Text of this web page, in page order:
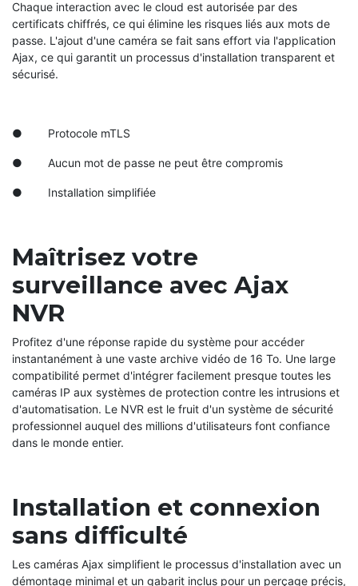
Chaque interaction avec le cloud est autorisée par des
certificats chiffrés, ce qui élimine les risques liés aux mots de
passe. L'ajout d'une caméra se fait sans effort via l'application
Ajax, ce qui garantit un processus d'installation transparent et
sécurisé.
● Protocole mTLS
● Aucun mot de passe ne peut être compromis
● Installation simplifiée
Maîtrisez votre
surveillance avec Ajax
NVR
Profitez d'une réponse rapide du système pour accéder
instantanément à une vaste archive vidéo de 16 To. Une large
compatibilité permet d'intégrer facilement presque toutes les
caméras IP aux systèmes de protection contre les intrusions et
d'automatisation. Le NVR est le fruit d'un système de sécurité
professionnel auquel des millions d'utilisateurs font confiance
dans le monde entier.
Installation et connexion
sans difficulté
Les caméras Ajax simplifient le processus d'installation avec un
démontage minimal et un gabarit inclus pour un perçage précis,